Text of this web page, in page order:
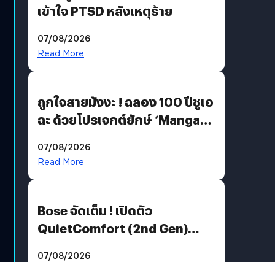
เข้าใจ PTSD หลังเหตุร้าย
07/08/2026
Read More
ถูกใจสายมังงะ ! ฉลอง 100 ปีชูเอ
ฉะ ด้วยโปรเจกต์ยักษ์ ‘Manga
มีภาษาไทยด้วย
07/08/2026
Read More
Bose จัดเต็ม ! เปิดตัว
QuietComfort (2nd Gen)
07/08/2026